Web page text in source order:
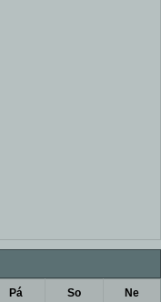
Pá So Ne